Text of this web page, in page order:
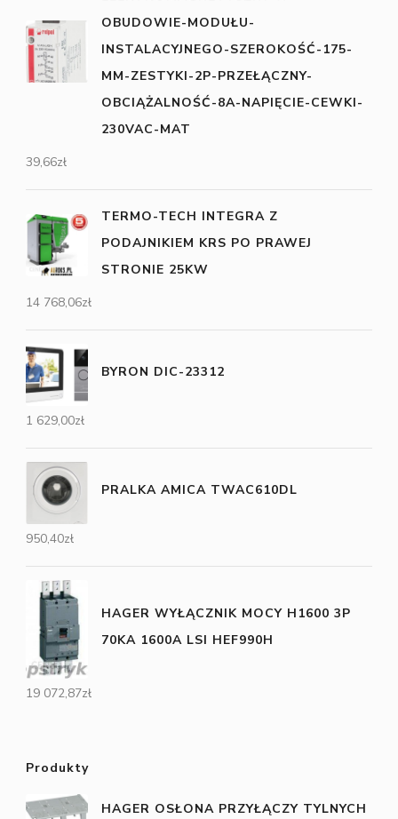
OBUDOWIE-MODUŁU-
INSTALACYJNEGO-SZEROKOŚĆ-175-
MM-ZESTYKI-2P-PRZEŁĄCZNY-
OBCIĄŻALNOŚĆ-8A-NAPIĘCIE-CEWKI-
230VAC-MAT
39,66zł
TERMO-TECH INTEGRA Z
PODAJNIKIEM KRS PO PRAWEJ
STRONIE 25KW
14 768,06zł
BYRON DIC-23312
1 629,00zł
PRALKA AMICA TWAC610DL
950,40zł
HAGER WYŁĄCZNIK MOCY H1600 3P
70KA 1600A LSI HEF990H
19 072,87zł
Produkty
HAGER OSŁONA PRZYŁĄCZY TYLNYCH